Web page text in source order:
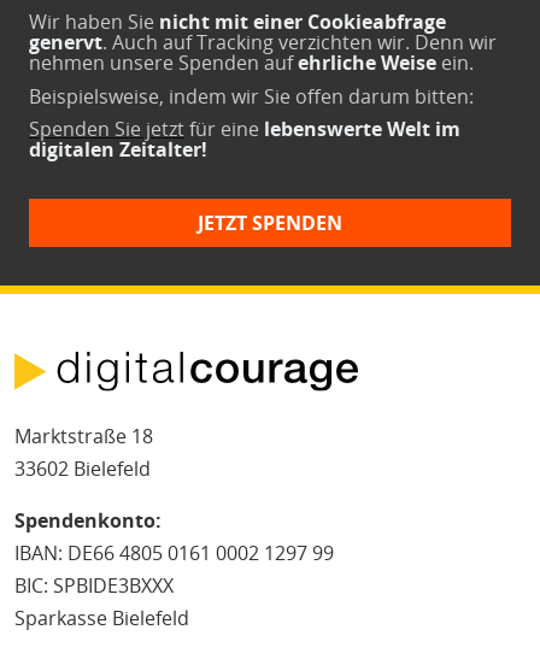
Wir haben Sie nicht mit einer Cookieabfrage
genervt. Auch auf Tracking verzichten wir. Denn wir
nehmen unsere Spenden aufehrliche Weise ein.
Beispielsweise, indem wir Sie offen darum bitten:
Spenden Sie jetztfür eine lebenswerte Welt im
digitalen Zeitalter!
JETZT SPENDEN
Marktstraße 18
33602 Bielefeld
Spendenkonto:
IBAN: DE66 4805 0161 0002 1297 99
BIC: SPBIDE3BXXX
Sparkasse Bielefeld